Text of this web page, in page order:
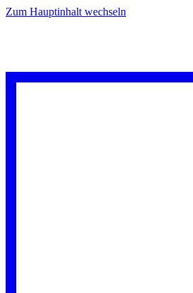
Zum Hauptinhalt wechseln